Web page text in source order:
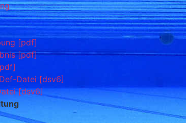
[pdf]
[pdf]
Datei [dsv6]
[dsv6]